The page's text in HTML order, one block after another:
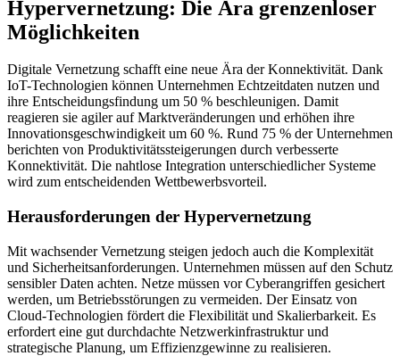
Hypervernetzung: Die Ära grenzenloser
Möglichkeiten
Digitale Vernetzung schafft eine neue Ära der Konnektivität. Dank
IoT-Technologien können Unternehmen Echtzeitdaten nutzen und
ihre Entscheidungsfindung um 50 % beschleunigen. Damit
reagieren sie agiler auf Marktveränderungen und erhöhen ihre
Innovationsgeschwindigkeit um 60 %. Rund 75 % der Unternehmen
berichten von Produktivitätssteigerungen durch verbesserte
Konnektivität. Die nahtlose Integration unterschiedlicher Systeme
wird zum entscheidenden Wettbewerbsvorteil.
Herausforderungen der Hypervernetzung
Mit wachsender Vernetzung steigen jedoch auch die Komplexität
und Sicherheitsanforderungen. Unternehmen müssen auf den Schutz
sensibler Daten achten. Netze müssen vor Cyberangriffen gesichert
werden, um Betriebsstörungen zu vermeiden. Der Einsatz von
Cloud-Technologien fördert die Flexibilität und Skalierbarkeit. Es
erfordert eine gut durchdachte Netzwerkinfrastruktur und
strategische Planung, um Effizienzgewinne zu realisieren.